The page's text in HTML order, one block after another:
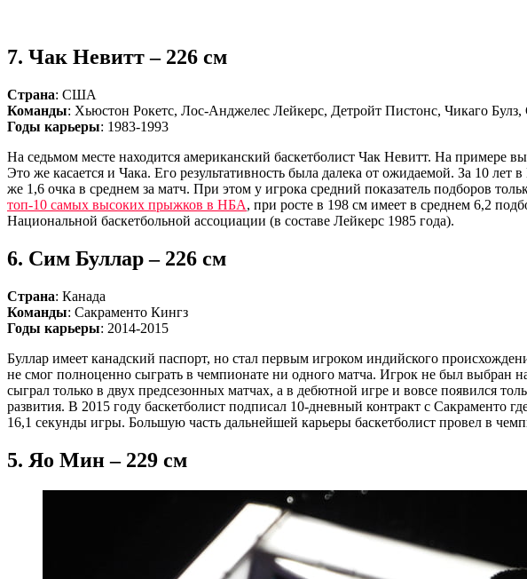
7. Чак Невитт – 226 см
Страна: США
Команды: Хьюстон Рокетс, Лос-Анджелес Лейкерс, Детройт Пистонс, Чикаго
Годы карьеры: 1983-1993
На седьмом месте находится американский баскетболист Чак Невитт. На
Это же касается и Чака. Его результативность была далека от ожидаемой. За 10
же 1,6 очка в среднем за матч. При этом у игрока средний показатель подборов
топ-10 самых высоких прыжков в НБА, при росте в 198 см имеет в среднем 6,2
Национальной баскетбольной ассоциации (в составе Лейкерс 1985 года).
6. Сим Буллар – 226 см
Страна: Канада
Команды: Сакраменто Кингз
Годы карьеры: 2014-2015
Буллар имеет канадский паспорт, но стал первым игроком индийского
не смог полноценно сыграть в чемпионате ни одного матча. Игрок не был выбран
сыграл только в двух предсезонных матчах, а в дебютной игре и вовсе появился
развития. В 2015 году баскетболист подписал 10-дневный контракт с
16,1 секунды игры. Большую часть дальнейшей карьеры баскетболист провел в
5. Яо Мин – 229 см